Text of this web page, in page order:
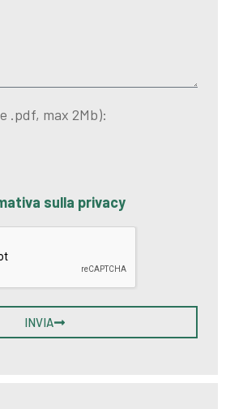
.pdf, max 2Mb):
sulla privacy
INVIA